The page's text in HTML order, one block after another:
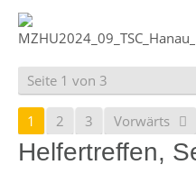
Seite 1 von 3
1 2 3 Vorwärts
Helfertreffen,